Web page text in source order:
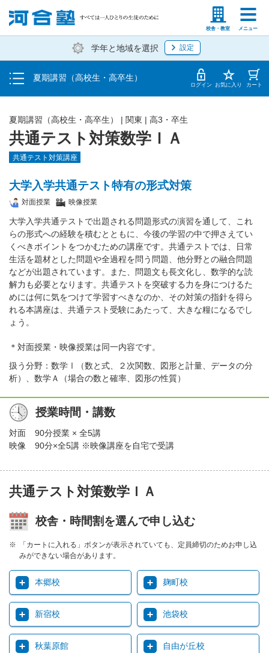
校舎・教室 メニュー
塾生の方 高等学校の先生
学年と地域を選択 設定
夏期講習（高校生・高卒生）
受講料・お申し込み方法
受講開始までの流れ
校舎・教室一覧 ログイン お気に入り カート
共通テスト対策数学ＩＡ
夏期講習（高校生・高卒生） | 関東 | 高3・卒生
共通テスト対策講座
大学入学共通テスト特有の形式対策
対面授業 映像授業
大学入学共通テストで出題される問題形式の演習を通して、これ
らの形式への経験を積むとともに、今後の学習の中で押さえてい
くべきポイントをつかむための講座です。共通テストでは、日常
生活を題材とした問題や全過程を問う問題、他分野との融合問題
などが出題されています。また、問題文も長文化し、数学的な読
解力も必要となります。共通テストを突破する力を身につけるた
めには何に気をつけて学習すべきなのか、その対策の指針を得ら
れる本講座は、共通テスト受験にあたって、大きな糧になるでし
ょう。
＊対面授業・映像授業は同一内容です。
扱う分野：数学Ⅰ（数と式、２次関数、図形と計量、データの分
析）、数学Ａ（場合の数と確率、図形の性質）
授業時間・講数
対面
90分授業 × 全5講
映像
90分×全5講 ※映像講座を自宅で受講
共通テスト対策数学ＩＡ
校舎・時間割を選んで申し込む
「カートに入れる」ボタンが表示されていても、定員締切のためお申し込
みができない場合があります。
本郷校 麹町校
新宿校 池袋校
秋葉原館 自由が丘校